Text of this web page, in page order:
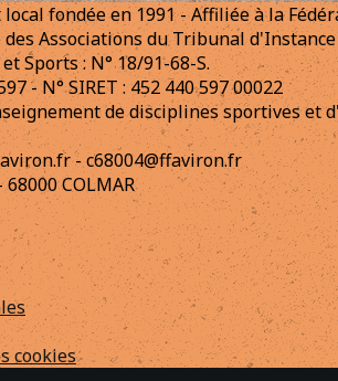
fondée en 1991 - Affiliée à la
Associations du Tribunal d'Instance
Sports : N° 18/91-68-S.
- N° SIRET : 452 440 597 00022
de disciplines sportives et
- c68004@ffaviron.fr
COLMAR
cookies